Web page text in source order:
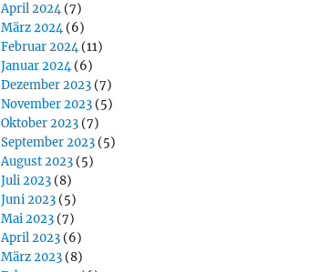
April 2024(7)
März 2024(6)
Februar 2024(11)
Januar 2024(6)
Dezember 2023 (7)
November 2023 (5)
Oktober 2023 (7)
September 2023 (5)
August 2023 (5)
Juli 2023 (8)
Juni 2023 (5)
Mai 2023 (7)
April 2023 (6)
März 2023 (8)